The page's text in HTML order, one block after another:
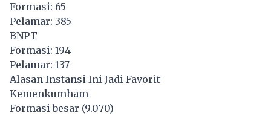
Formasi: 65
Pelamar: 385
BNPT
Formasi: 194
Pelamar: 137
Alasan Instansi Ini Jadi Favorit
Kemenkumham
Formasi besar (9.070)